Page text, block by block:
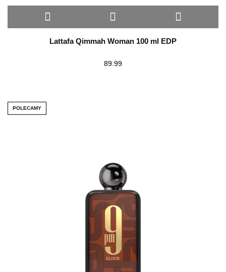
Lattafa Qimmah Woman 100 ml EDP
89.99
POLECAMY